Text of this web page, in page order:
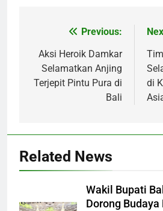
navigation
Previous:
Aksi Heroik Damkar
Selamatkan Anjing
Terjepit Pintu Pura di
Bali
di
Related News
Wakil Bupati
Dorong Budaya